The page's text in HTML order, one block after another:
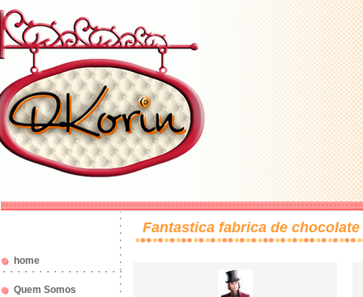
home
Quem Somos
Fantastica fabrica de chocolate